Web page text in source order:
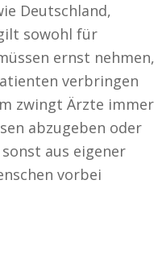
Deutschland,
sowohl für
ernst nehmen,
verbringen
zwingt Ärzte immer
abzugeben oder
aus eigener
vorbei